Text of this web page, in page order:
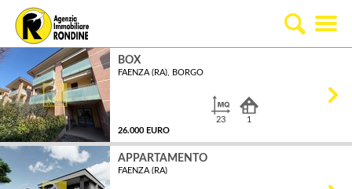
BOX
FAENZA (RA), BORGO
26.000 EURO
23 1
APPARTAMENTO
FAENZA (RA)